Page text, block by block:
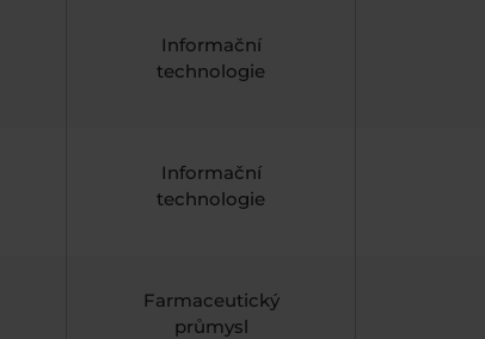
Informační
technologie
Informační
technologie
Farmaceutický
průmysl